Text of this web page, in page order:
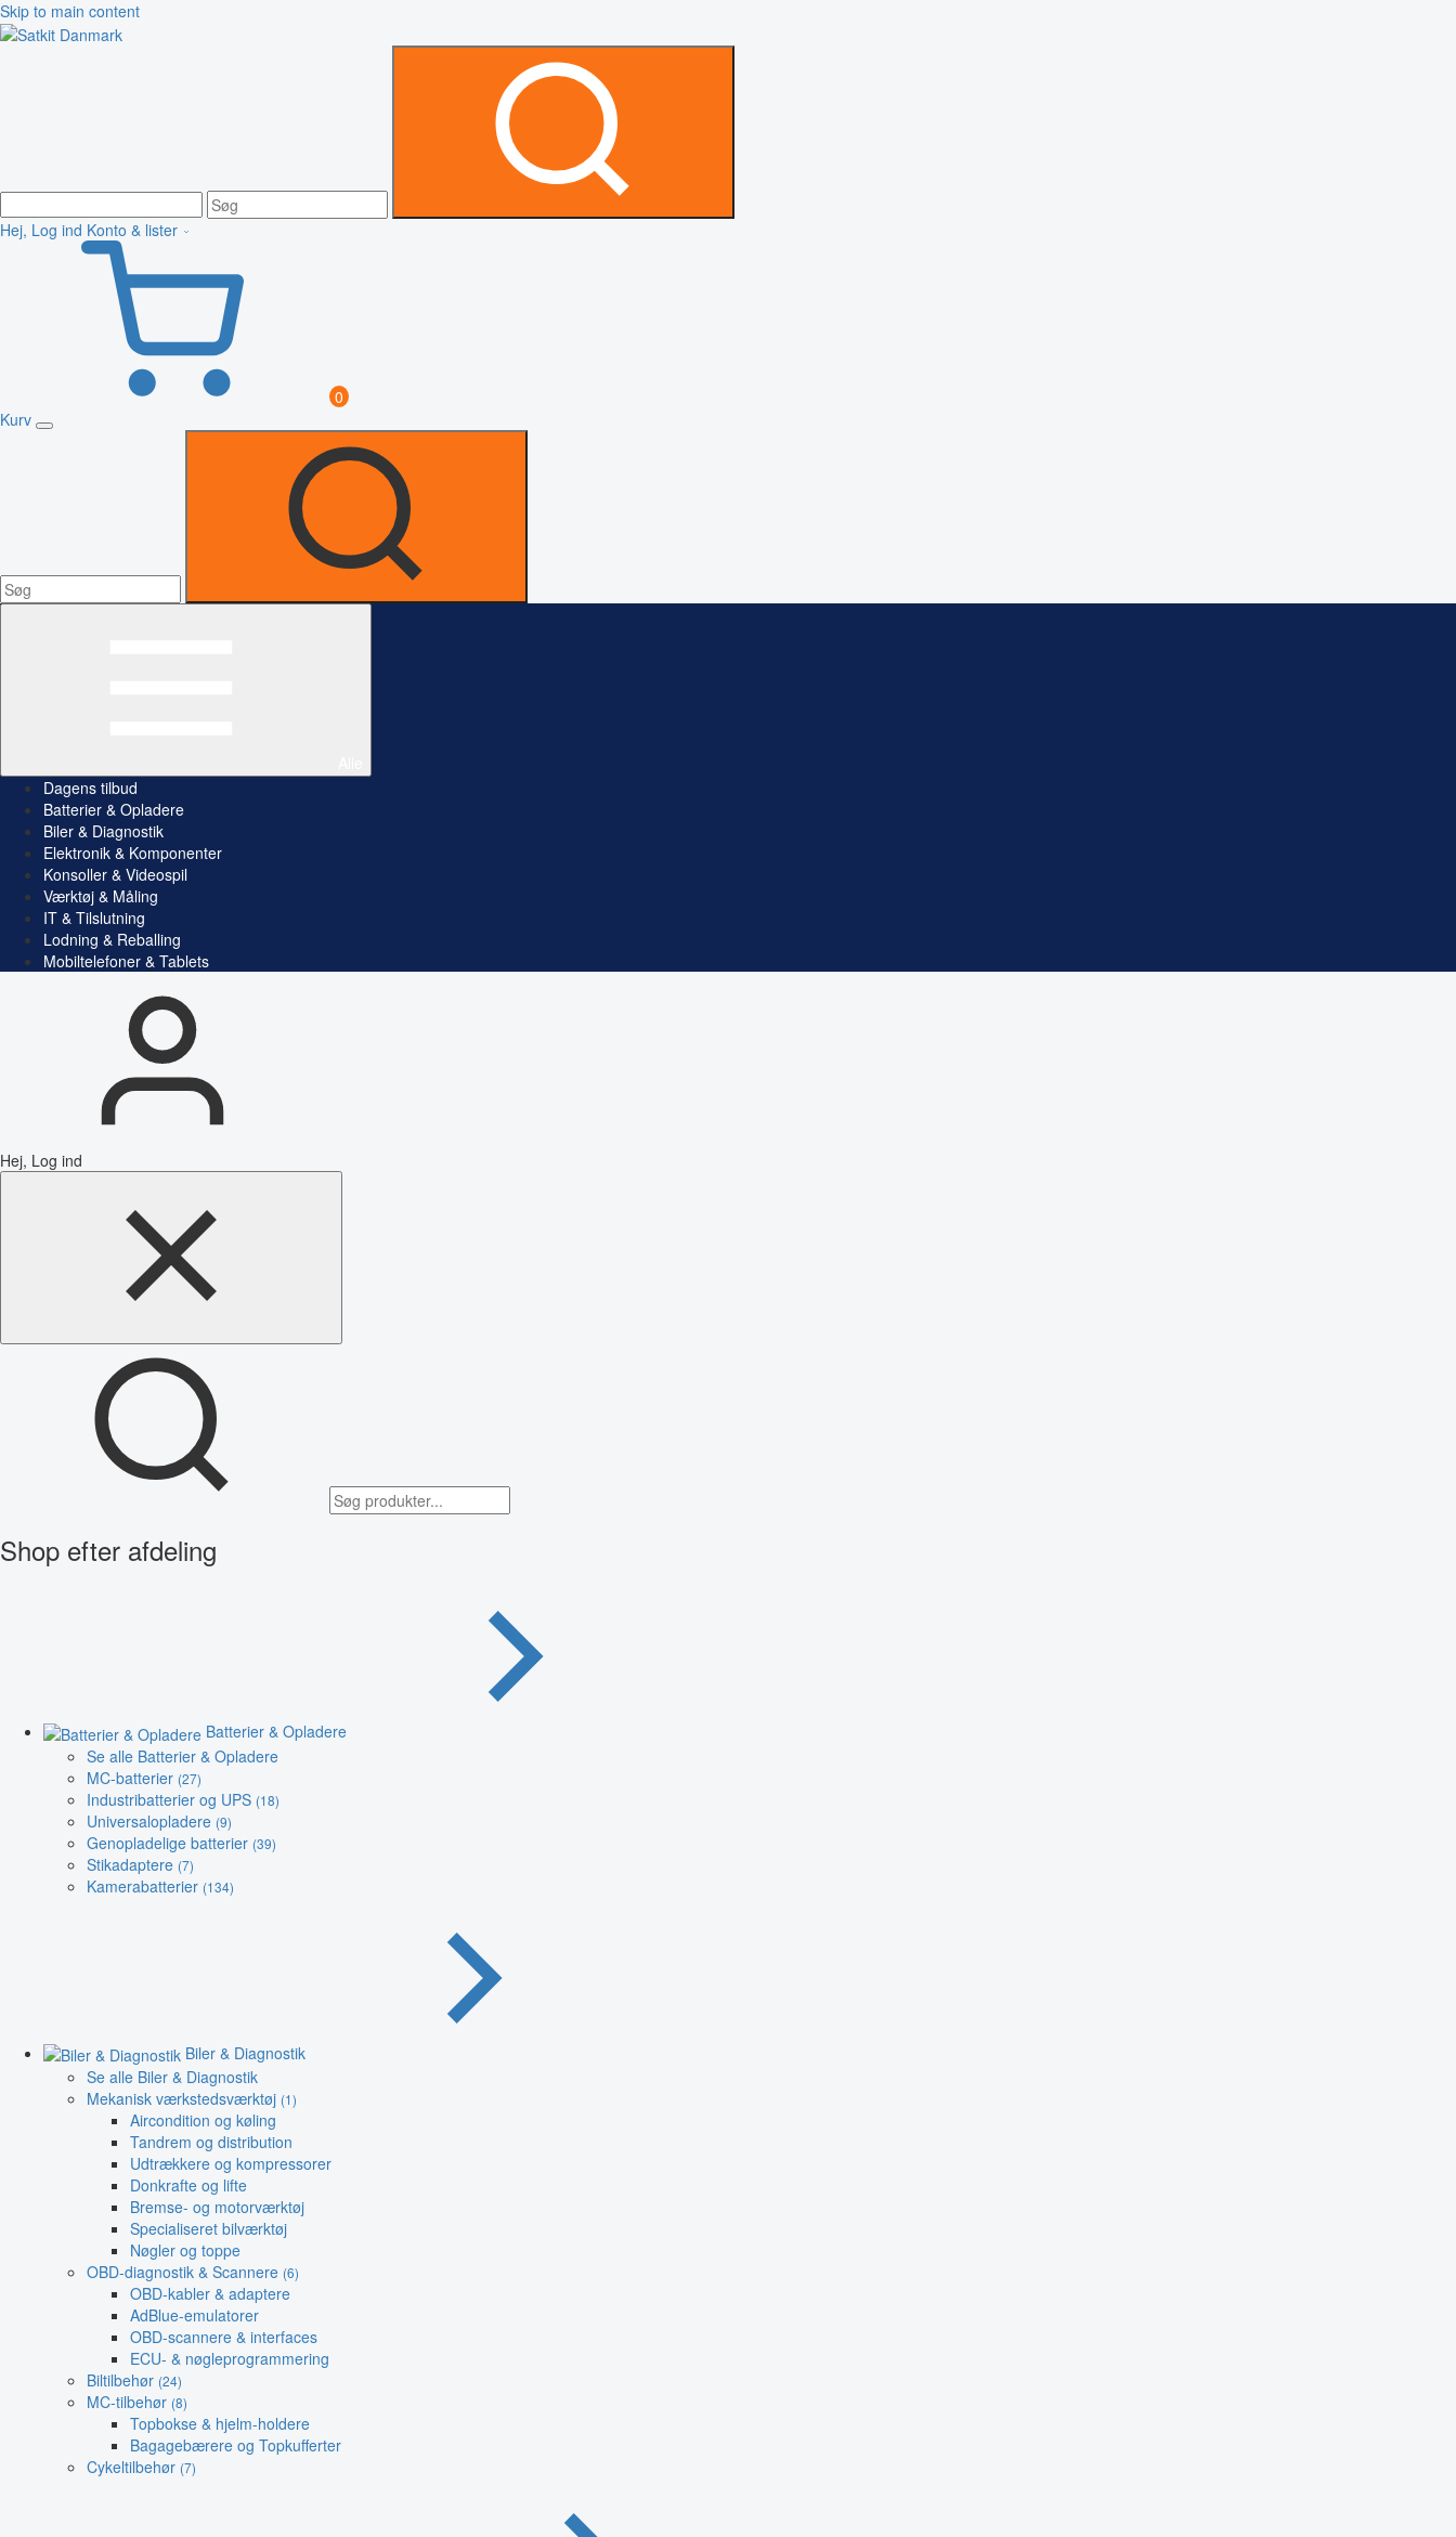
Skip to main content
Hej, Log ind Konto & lister
0
Kurv
Dagens tilbud
Batterier & Opladere
Biler & Diagnostik
Elektronik & Komponenter
Konsoller & Videospil
Værktøj & Måling
IT & Tilslutning
Lodning & Reballing
Mobiltelefoner & Tablets
Hej, Log ind
Shop efter afdeling
Batterier & Opladere
Se alle Batterier & Opladere
MC-batterier (27)
Industribatterier og UPS (18)
Universalopladere (9)
Genopladelige batterier (39)
Stikadaptere (7)
Kamerabatterier (134)
Biler & Diagnostik
Se alle Biler & Diagnostik
Mekanisk værkstedsværktøj (1)
Aircondition og køling
Tandrem og distribution
Udtrækkere og kompressorer
Donkrafte og lifte
Bremse- og motorværktøj
Specialiseret bilværktøj
Nøgler og toppe
OBD-diagnostik & Scannere (6)
OBD-kabler & adaptere
AdBlue-emulatorer
OBD-scannere & interfaces
ECU- & nøgleprogrammering
Biltilbehør (24)
MC-tilbehør (8)
Topbokse & hjelm-holdere
Bagagebærere og Topkufferter
Cykeltilbehør (7)